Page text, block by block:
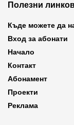
Полезни
Къде можете да
Вход за абонати
Начало
Контакт
Абонамент
Проекти
Реклама